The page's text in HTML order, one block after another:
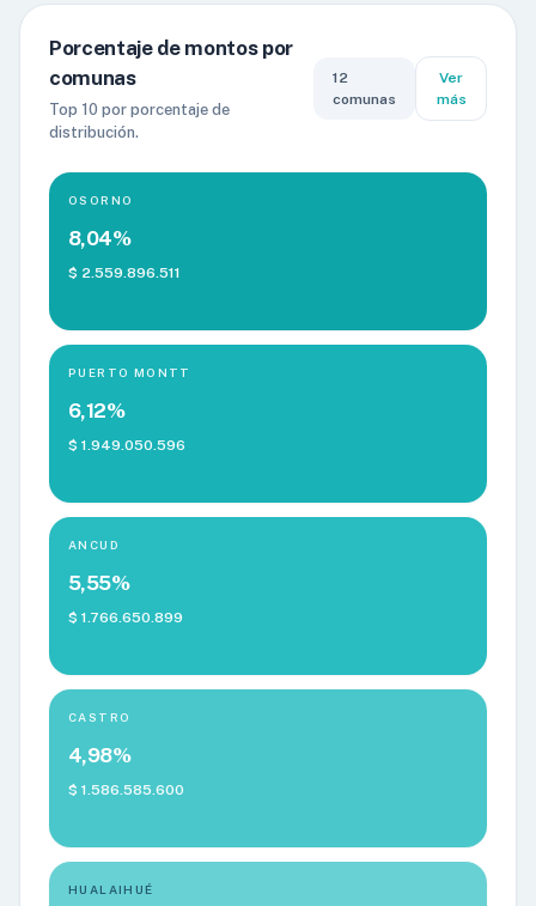
Porcentaje de montos por
comunas
Top 10 por porcentaje de
distribución.
12
comunas
Ver
más
OSORNO
8,04%
$ 2.559.896.511
PUERTO MONTT
6,12%
$ 1.949.050.596
ANCUD
5,55%
$ 1.766.650.899
CASTRO
4,98%
$ 1.586.585.600
HUALAIHUÉ